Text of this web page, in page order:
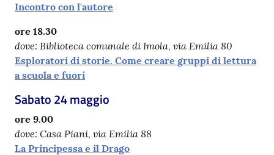
Incontro con l'autore
ore 18.30
dove: Biblioteca comunale di Imola, via Emilia 80
Esploratori di storie. Come creare gruppi di lettura
a scuola e fuori
Sabato 24 maggio
ore 9.00
dove: Casa Piani, via Emilia 88
La Principessa e il Drago